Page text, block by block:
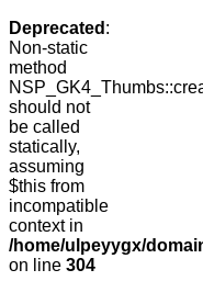
Deprecated :
Non-static
method
should not
be called
statically,
assuming
$this from
incompatible
context in
/home/ulpeyygx/
on line 304